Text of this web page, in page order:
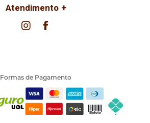
Atendimento
Formas de Pagamento